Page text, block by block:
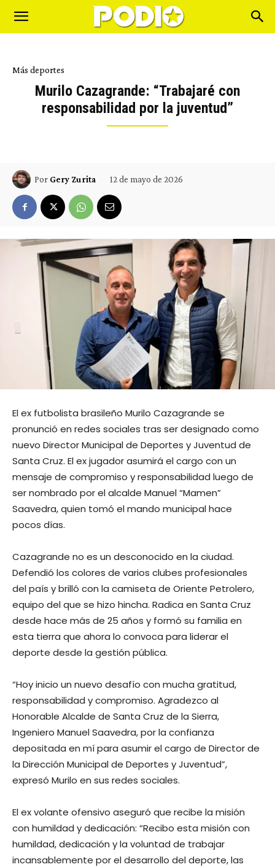
Más deportes
Murilo Cazagrande: “Trabajaré con
responsabilidad por la juventud”
Por Gery Zurita 12 de mayo de 2026
El ex futbolista brasileño Murilo Cazagrande se
pronunció en redes sociales tras ser designado como
nuevo Director Municipal de Deportes y Juventud de
Santa Cruz. El ex jugador asumirá el cargo con un
mensaje de compromiso y responsabilidad luego de
ser nombrado por el alcalde Manuel “Mamen”
Saavedra, quien tomó el mando municipal hace
pocos días.
Cazagrande no es un desconocido en la ciudad.
Defendió los colores de varios clubes profesionales
del país y brilló con la camiseta de Oriente Petrolero,
equipo del que se hizo hincha. Radica en Santa Cruz
desde hace más de 25 años y formó su familia en
esta tierra que ahora lo convoca para liderar el
deporte desde la gestión pública.
“Hoy inicio un nuevo desafío con mucha gratitud,
responsabilidad y compromiso. Agradezco al
Honorable Alcalde de Santa Cruz de la Sierra,
Ingeniero Manuel Saavedra, por la confianza
depositada en mí para asumir el cargo de Director de
la Dirección Municipal de Deportes y Juventud”,
expresó Murilo en sus redes sociales.
El ex volante ofensivo aseguró que recibe la misión
con humildad y dedicación: “Recibo esta misión con
humildad, dedicación y la voluntad de trabajar
incansablemente por el desarrollo del deporte, las